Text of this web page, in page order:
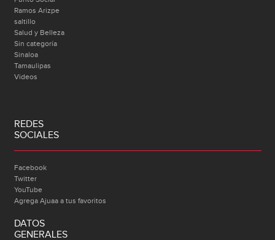
Ramos Arizpe
saltillo
Salud y Belleza
Sin categoría
Sinaloa
Tamaulipas
Videos
REDES
SOCIALES
Facebook
Twitter
YouTube
Agrega Ajuaa a tus favoritos
DATOS
GENERALES